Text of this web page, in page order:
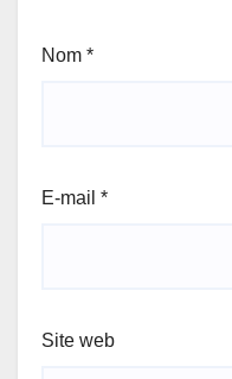
Nom *
E-mail *
Site web